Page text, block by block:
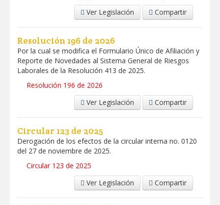
Ver Legislación
Compartir
Resolución 196 de 2026
Por la cual se modifica el Formulario Único de Afiliación y
Reporte de Novedades al Sistema General de Riesgos
Laborales de la Resolución 413 de 2025.
Resolución 196 de 2026
Ver Legislación
Compartir
Circular 123 de 2025
Derogación de los efectos de la circular interna no. 0120
del 27 de noviembre de 2025.
Circular 123 de 2025
Ver Legislación
Compartir